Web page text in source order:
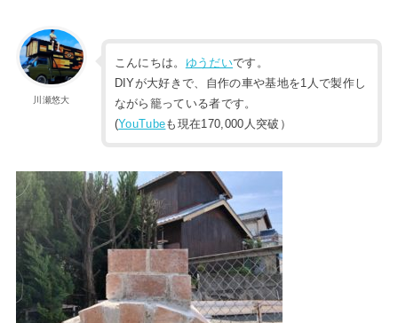
川瀬悠大
こんにちは。 ゆうだいです。
DIYが大好きで、自作の車や基地を1人で製作し
ながら籠っている者です。
(YouTubeも現在170,000人突破）